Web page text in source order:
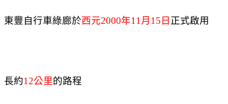
東豐自行車綠廊於西元2000年11 月 15 日 正式啟用
長約12公里的路程